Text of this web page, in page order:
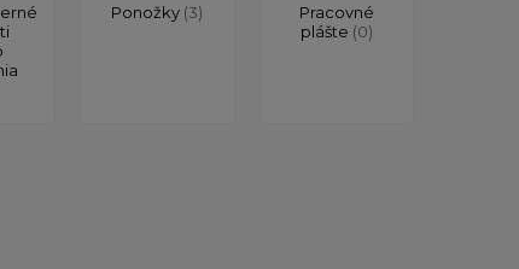
Ponožky (3)
Pracovné
plášte (0)